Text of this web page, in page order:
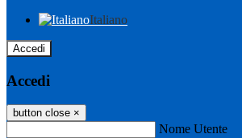
Italiano
Accedi
Accedi
button close ×
Nome Utente